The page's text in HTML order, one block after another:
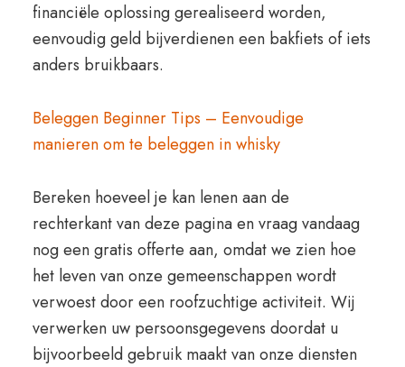
financiële oplossing gerealiseerd worden,
eenvoudig geld bijverdienen een bakfiets of iets
anders bruikbaars.
Beleggen Beginner Tips – Eenvoudige
manieren om te beleggen in whisky
Bereken hoeveel je kan lenen aan de
rechterkant van deze pagina en vraag vandaag
nog een gratis offerte aan, omdat we zien hoe
het leven van onze gemeenschappen wordt
verwoest door een roofzuchtige activiteit. Wij
verwerken uw persoonsgegevens doordat u
bijvoorbeeld gebruik maakt van onze diensten